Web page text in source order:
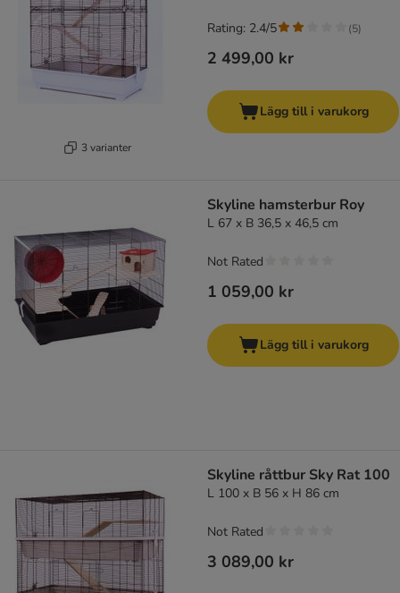
3 varianter
2 499,00 kr
Rating: 2.4/5 (5)
Lägg till i varukorg
Skyline hamsterbur Roy
L 67 x B 36,5 x 46,5 cm
1 059,00 kr
Not Rated
Lägg till i varukorg
Skyline råttbur Sky Rat 100
L 100 x B 56 x H 86 cm
3 089,00 kr
Not Rated